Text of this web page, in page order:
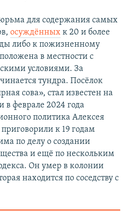
для содержания самых
осуждённых к 20 и более
либо к пожизненному
в местности с
условиями. За
тундра. Посёлок
сова», стал известен на
в феврале 2024 года
политика Алексея
к 19 годам
по делу о создании
и ещё по нескольким
Он умер в колонии
находится по соседству с